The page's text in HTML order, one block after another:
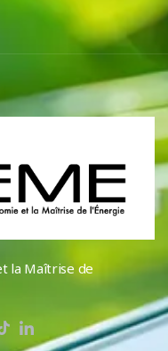
la Maîtrise de